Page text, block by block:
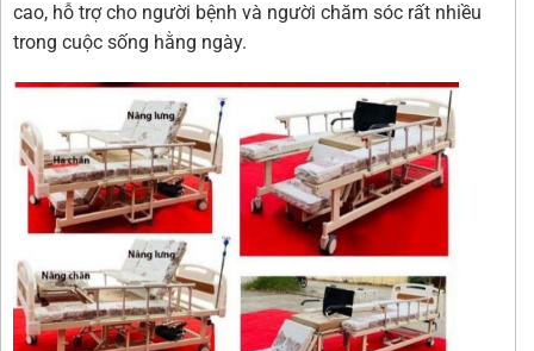
cao, hỗ trợ cho người bệnh và người chăm sóc rất nhiều
trong cuộc sống hằng ngày.